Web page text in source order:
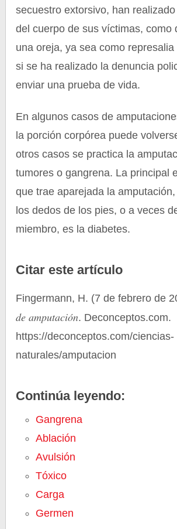
secuestro extorsivo, han
del cuerpo de sus víctimas, como
una oreja, ya sea como
si se ha realizado la denuncia
enviar una prueba de vida.
En algunos casos de
la porción corpórea puede
otros casos se practica la
tumores o gangrena. La principal
que trae aparejada la
los dedos de los pies, o a veces
miembro, es la diabetes.
Citar este artículo
Fingermann, H. (7 de febrero de
de amputación. Deconceptos.com.
https://deconceptos.com/ciencias-
naturales/amputacion
Continúa leyendo:
Gangrena
Ablación
Avulsión
Tóxico
Carga
Germen